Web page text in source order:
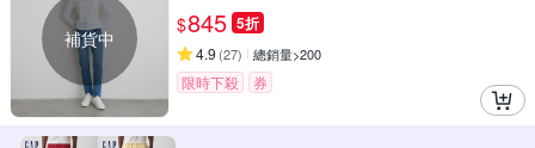
補貨中
$845 5折
4.9 (27) 總銷量>200
限時下殺 券